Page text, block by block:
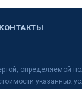
КОНТАКТЫ
определяемой
указанных